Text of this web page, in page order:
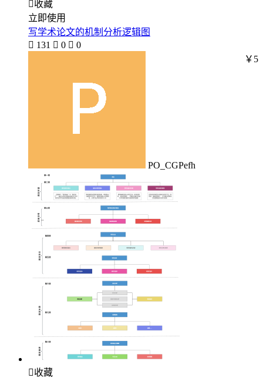
收藏
立即使用
写学术论文的机制分析逻辑图
 131  0  0
PO_CGPefh
￥5
收藏